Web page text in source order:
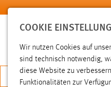
Zum Hauptinhalt springen
JETZT
COOKIE
Wir nutzen Cookies auf
sind technisch notwendig,
diese Website zu
Funktionalitäten zur